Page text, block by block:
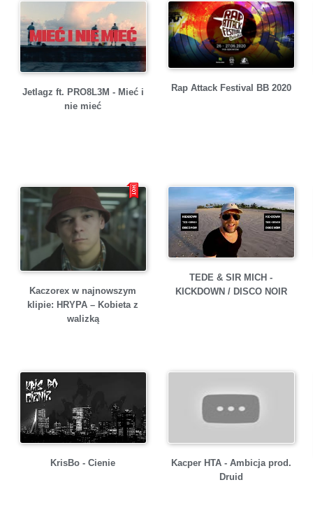
Jetlagz ft. PRO8L3M - Mieć i
nie mieć
Rap Attack Festival BB 2020
Kaczorex w najnowszym
klipie: HRYPA – Kobieta z
walizką
TEDE & SIR MICH -
KICKDOWN / DISCO NOIR
KrisBo - Cienie
Kacper HTA - Ambicja prod.
Druid